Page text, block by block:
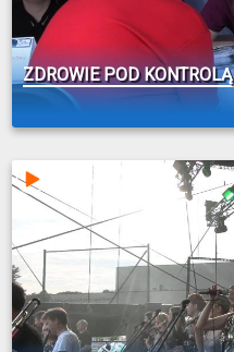
ZDROWIE POD KONTROLĄ